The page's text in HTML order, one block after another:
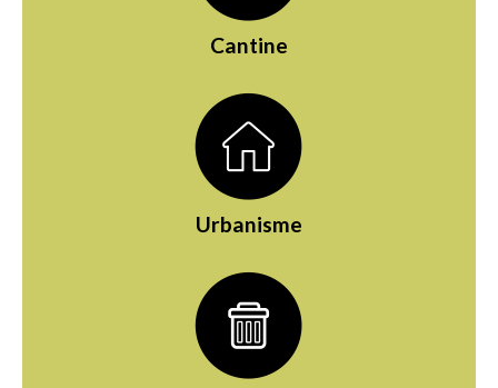
Cantine
Urbanisme